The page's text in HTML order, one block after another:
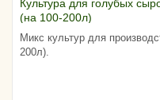
Культура для голубых
(на 100-200л)
Микс культур для
200л).